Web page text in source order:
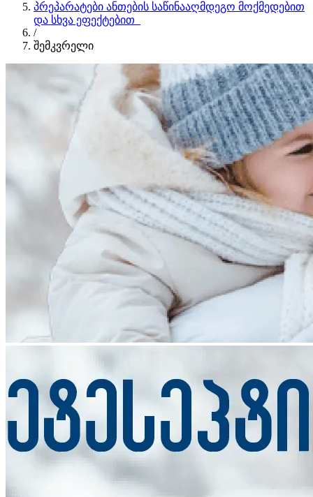
პრეპარატები ანთების საწინააღმდეგო მოქმედებით
და სხვა ეფექტებით_
/
შემკვრელი